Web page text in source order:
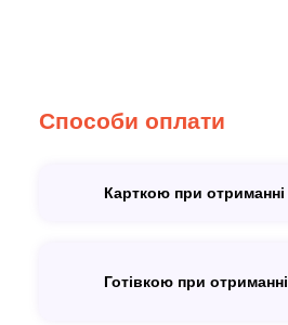
Способи оплати
Карткою при отриманні
Готівкою при отриманні